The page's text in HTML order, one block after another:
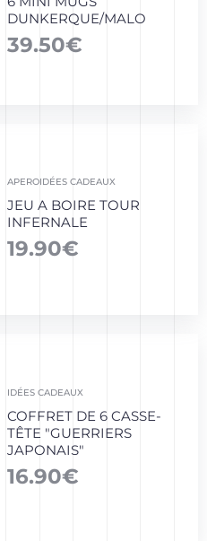
DUNKERQUE/MALO
39.50€
APEROIDÉES CADEAUX
JEU A BOIRE TOUR
INFERNALE
19.90€
IDÉES CADEAUX
COFFRET DE 6 CASSE-
TÊTE "GUERRIERS
JAPONAIS"
16.90€